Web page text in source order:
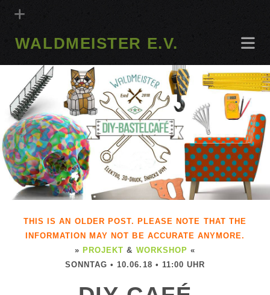
WALDMEISTER E.V.
THIS IS AN OLDER POST. PLEASE NOTE THAT THE
INFORMATION MAY NOT BE ACCURATE ANYMORE.
» PROJEKT & WORKSHOP «
SONNTAG • 10.06.18 • 11:00 UHR